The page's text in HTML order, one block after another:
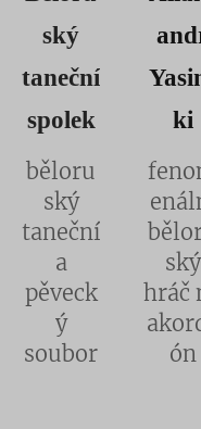
ský
taneční
spolek
běloru
ský
taneční
a
pěveck
ý
soubor
ki
ský
hráč
ón